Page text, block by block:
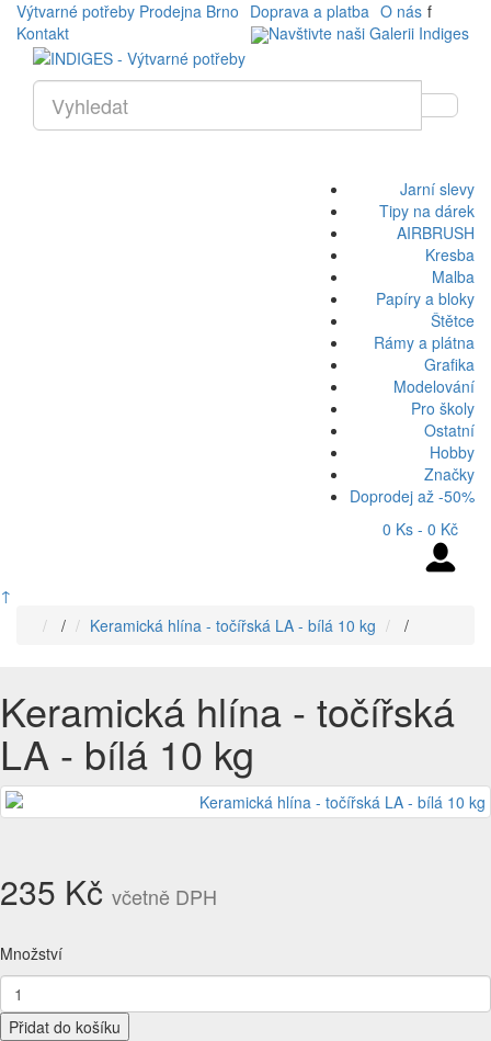
Výtvarné potřeby Prodejna Brno Doprava a platba O nás
Kontakt
Navštivte naši Galerii Indiges
f
Jarní slevy
Tipy na dárek
AIRBRUSH
Kresba
Malba
Papíry a bloky
Štětce
Rámy a plátna
Grafika
Modelování
Pro školy
Ostatní
Hobby
Značky
Doprodej až -50%
0 Ks - 0 Kč
↑
/
Keramická hlína - točířská LA - bílá 10 kg /
Keramická hlína - točířská
LA - bílá 10 kg
235 Kč včetně DPH
Množství
Přidat do košíku